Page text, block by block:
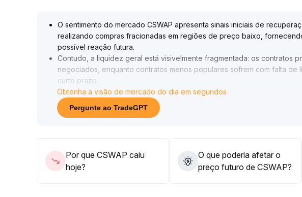
O sentimento do mercado CSWAP apresenta sinais iniciais de
realizando compras fracionadas em regiões de preço baixo,
possível reação futura.
Contudo, a liquidez geral está visivelmente fragmentada: os contratos
negociados, enquanto contratos menos populares sofrem com falta de
curto prazo
Espera-se que o preço flutue dentro de um intervalo no curto prazo
USDT); uma alta sustentada dependerá de maior aporte de capital e de
macroeconômico
Obtenha a visão de mercado do dia em segundos
Pergunte ao TradeGPT
Por que CSWAP caiu
hoje?
O que poderia afetar o
preço futuro de CSWAP?